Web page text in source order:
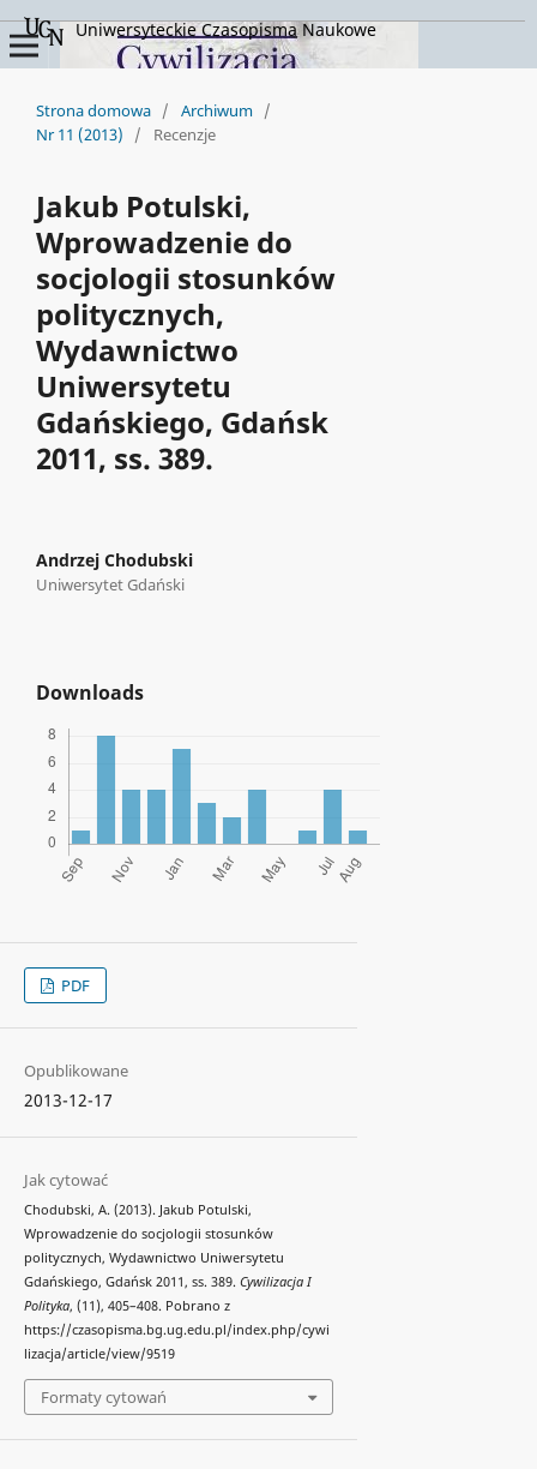
Uniwersyteckie Czasopisma Naukowe
Strona domowa / Archiwum /
Nr 11 (2013)
/ Recenzje
Jakub Potulski,
Wprowadzenie do
socjologii stosunków
politycznych,
Wydawnictwo
Uniwersytetu
Gdańskiego, Gdańsk
2011, ss. 389.
Andrzej Chodubski
Uniwersytet Gdański
Downloads
PDF
Opublikowane
2013-12-17
Jak cytować
Chodubski, A. (2013). Jakub Potulski,
Wprowadzenie do socjologii stosunków
politycznych, Wydawnictwo Uniwersytetu
Gdańskiego, Gdańsk 2011, ss. 389. Cywilizacja I
Polityka, (11), 405–408. Pobrano z
https://czasopisma.bg.ug.edu.pl/index.php/cywi
lizacja/article/view/9519
Formaty cytowań